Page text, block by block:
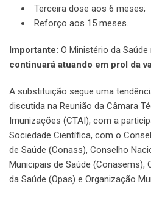
Terceira dose aos 6 meses;
Reforço aos 15 meses.
Importante: O Ministério da
continuará atuando em prol da
A substituição segue uma
discutida na Reunião da Câmara
Imunizações (CTAI), com a
Sociedade Científica, com o
de Saúde (Conass), Conselho
Municipais de Saúde (Conasems),
da Saúde (Opas) e Organização